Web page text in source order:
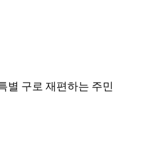
별 구로 재편하는 주민